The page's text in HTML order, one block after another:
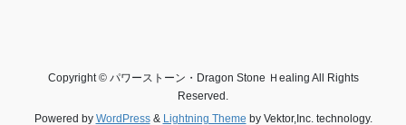
Copyright © パワーストーン・Dragon Stone Ｈealing All Rights
Reserved.
Powered by WordPress& Lightning Theme by Vektor,Inc. technology.